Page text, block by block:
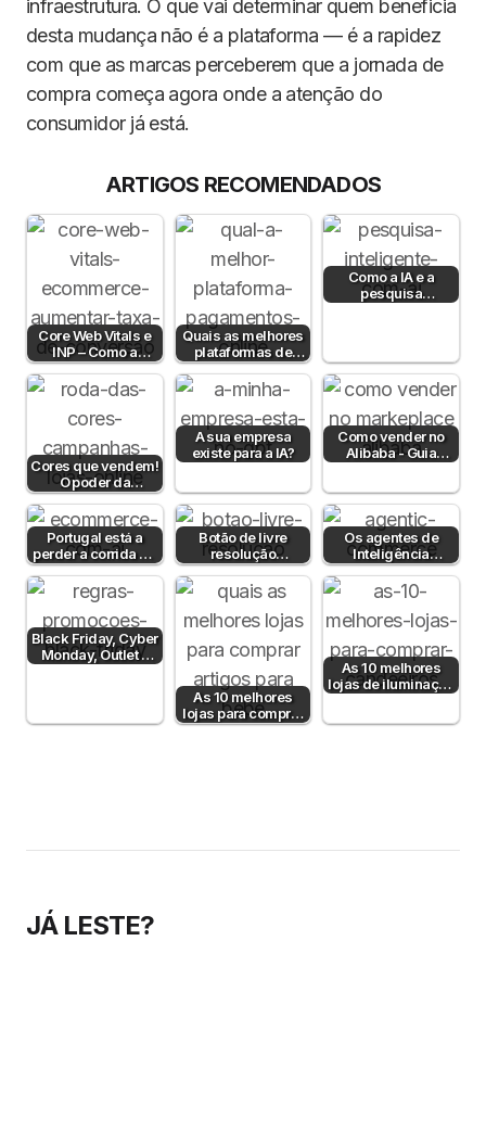
infraestrutura. O que vai determinar quem beneficia
desta mudança não é a plataforma — é a rapidez
com que as marcas perceberem que a jornada de
compra começa agora onde a atenção do
consumidor já está.
ARTIGOS RECOMENDADOS
Core Web Vitals e
INP – Como a
Velocidade e
Interatividade do…
Quais as melhores
plataformas de
pagamento em
Portugal em 2026?
Como a IA e a
pesquisa
semântica podem
Cores que vendem!
O poder da
psicologia da cor
para aumentar…
A sua empresa
existe para a IA?
Como vender no
Alibaba - Guia
Completo para
Portugal
Portugal está a
perder a corrida da
IA no e-commerce
— mas…
Botão de livre
resolução
obrigatório desde
19 de junho 2026
Os agentes de
Inteligência
Artificial já
compram por nós
— e o…
Black Friday, Cyber
Monday, Outlet e
Dia sem IVA! Posso
As 10 melhores
lojas para comprar
artigos para bebé
As 10 melhores
lojas de iluminação
em Portugal
JÁ LESTE?